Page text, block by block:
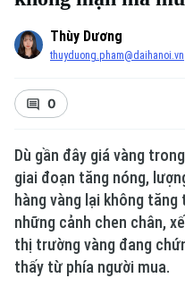
Thùy Dương
thuyduong.pham@daihanoi.vn
0
Dù gần đây giá vàng
giai đoạn tăng nóng,
hàng vàng lại không
những cảnh chen chân,
thị trường vàng đang
thấy từ phía người mua.